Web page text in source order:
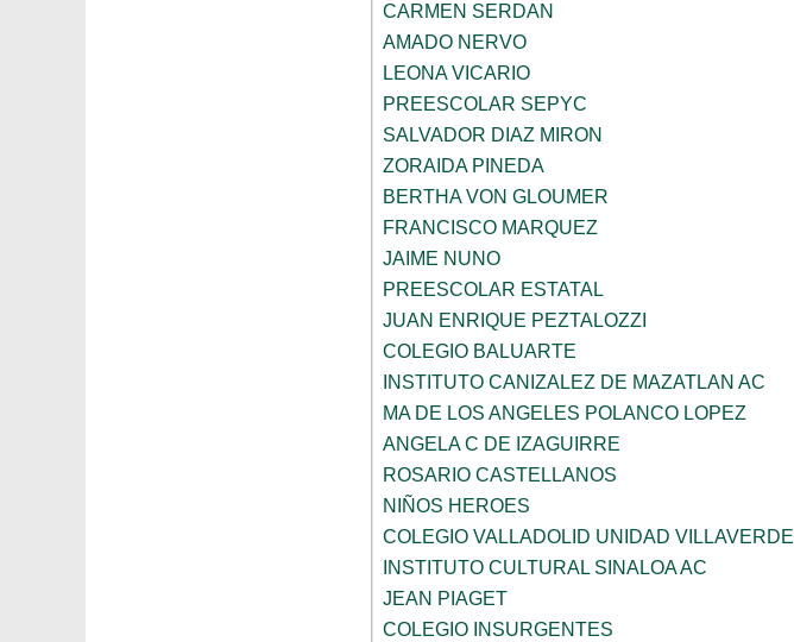
CARMEN SERDAN
AMADO NERVO
LEONA VICARIO
PREESCOLAR SEPYC
SALVADOR DIAZ MIRON
ZORAIDA PINEDA
BERTHA VON GLOUMER
FRANCISCO MARQUEZ
JAIME NUNO
PREESCOLAR ESTATAL
JUAN ENRIQUE PEZTALOZZI
COLEGIO BALUARTE
INSTITUTO CANIZALEZ DE MAZATLAN AC
MA DE LOS ANGELES POLANCO LOPEZ
ANGELA C DE IZAGUIRRE
ROSARIO CASTELLANOS
NIÑOS HEROES
COLEGIO VALLADOLID UNIDAD VILLAVERDE
INSTITUTO CULTURAL SINALOA AC
JEAN PIAGET
COLEGIO INSURGENTES